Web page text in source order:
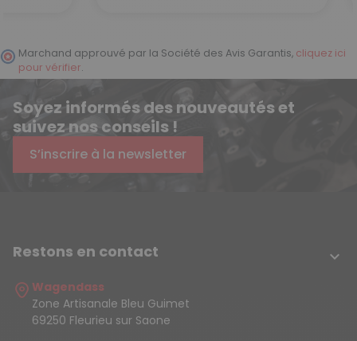
Marchand approuvé par la Société des Avis Garantis, cliquez ici
pour vérifier.
Soyez informés des nouveautés et
suivez nos conseils !
S’inscrire à la newsletter
Restons en contact 
Wagendass
Zone Artisanale Bleu Guimet
69250 Fleurieu sur Saone